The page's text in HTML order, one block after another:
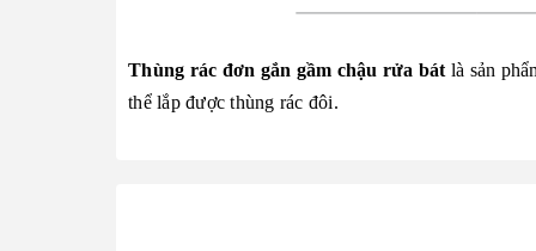
Thùng rác đơn gắn gầm chậu rửa bát là sản
thể lắp được thùng rác đôi.